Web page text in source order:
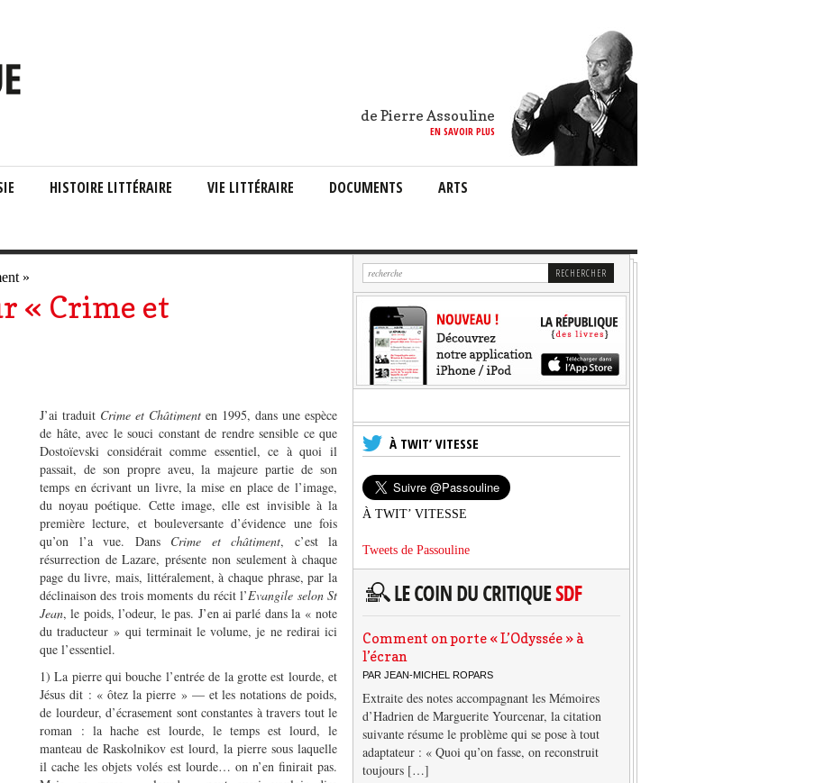
de Pierre Assouline
EN SAVOIR PLUS
HISTOIRE LITTÉRAIRE VIE LITTÉRAIRE DOCUMENTS ARTS
« Crime et
J’ai traduit Crime et Châtiment en 1995, dans une espèce
de hâte, avec le souci constant de rendre sensible ce que
Dostoïevski considérait comme essentiel, ce à quoi il
passait, de son propre aveu, la majeure partie de son
temps en écrivant un livre, la mise en place de l’image,
du noyau poétique. Cette image, elle est invisible à la
première lecture, et bouleversante d’évidence une fois
qu’on l’a vue. Dans Crime et châtiment, c’est la
résurrection de Lazare, présente non seulement à chaque
page du livre, mais, littéralement, à chaque phrase, par la
déclinaison des trois moments du récit l’Evangile selon St
Jean, le poids, l’odeur, le pas. J’en ai parlé dans la « note
du traducteur » qui terminait le volume, je ne redirai ici
que l’essentiel.
1) La pierre qui bouche l’entrée de la grotte est lourde, et
Jésus dit : « ôtez la pierre » — et les notations de poids,
de lourdeur, d’écrasement sont constantes à travers tout le
roman : la hache est lourde, le temps est lourd, le
manteau de Raskolnikov est lourd, la pierre sous laquelle
il cache les objets volés est lourde… on n’en finirait pas.
À TWIT’ VITESSE
À TWIT’ VITESSE
Tweets de Passouline
Comment on porte « L’Odyssée » à
l’écran
PAR JEAN-MICHEL ROPARS
Extraite des notes accompagnant les Mémoires
d’Hadrien de Marguerite Yourcenar, la citation
suivante résume le problème qui se pose à tout
adaptateur : « Quoi qu’on fasse, on reconstruit
toujours […]